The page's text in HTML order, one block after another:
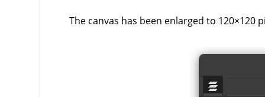
The canvas has been enlarged to